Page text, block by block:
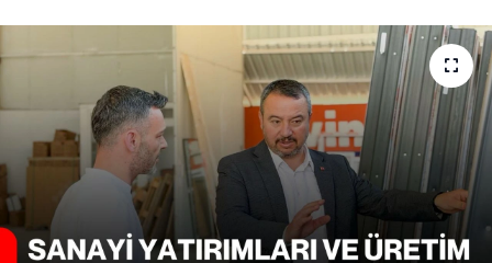
SPOR
11:11 MANŞET